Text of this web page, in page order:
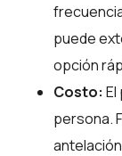
puede
opción
Costo:
persona.